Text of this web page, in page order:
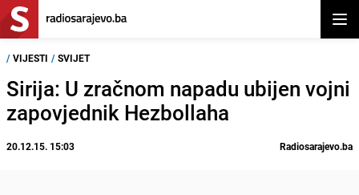
/ VIJESTI / SVIJET
Sirija: U zračnom napadu ubijen vojni
zapovjednik Hezbollaha
20.12.15. 15:03 Radiosarajevo.ba